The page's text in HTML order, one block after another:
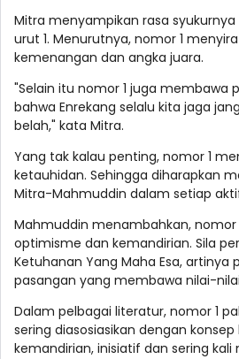
Mitra menyampikan rasa
urut 1. Menurutnya, nomor 1
kemenangan dan angka juara.
"Selain itu nomor 1 juga membawa
bahwa Enrekang selalu kita jaga
belah," kata Mitra.
Yang tak kalau penting, nomor 1
ketauhidan. Sehingga diharapkan
Mitra-Mahmuddin dalam setiap
Mahmuddin menambahkan, nomor
optimisme dan kemandirian. Sila
Ketuhanan Yang Maha Esa, artinya
pasangan yang membawa nilai-
Dalam pelbagai literatur, nomor 1
sering diasosiasikan dengan
kemandirian, inisiatif dan sering kali